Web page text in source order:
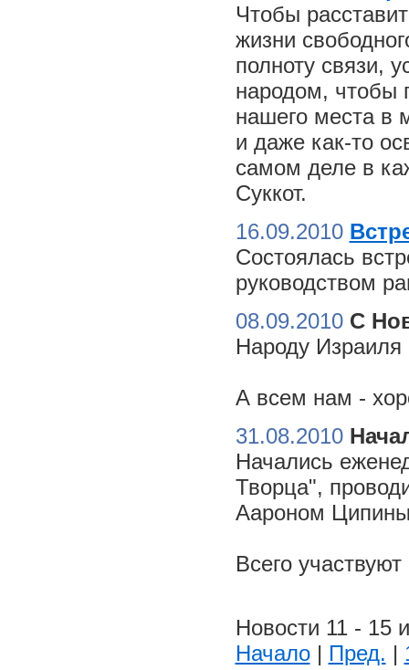
Чтобы
жизни
полноту связи,
народом, чтобы
нашего места в
и даже как-то
самом деле в
Суккот.
16.09.2010
Состоялась
руководством
08.09.2010 С
Народу Израиля
А всем нам -
31.08.2010
Начались
Творца",
Аароном
Всего
Новости 11 - 15
Начало| Пред. |